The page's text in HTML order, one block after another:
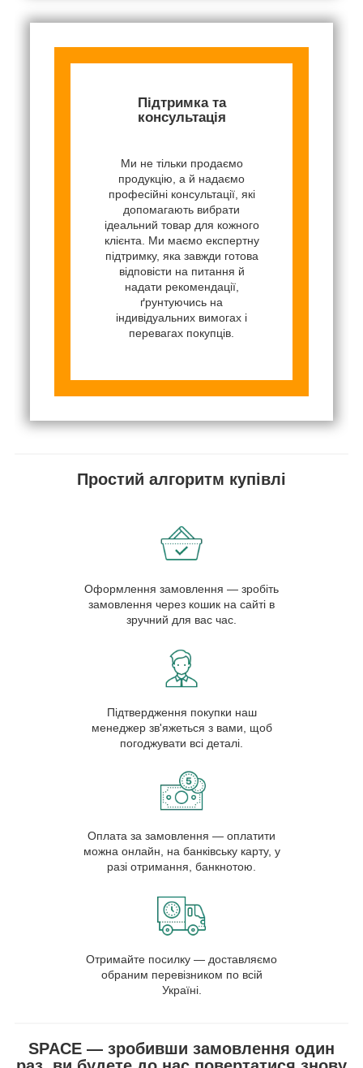
Підтримка та
консультація
Ми не тільки продаємо
продукцію, а й надаємо
професійні консультації, які
допомагають вибрати
ідеальний товар для кожного
клієнта. Ми маємо експертну
підтримку, яка завжди готова
відповісти на питання й
надати рекомендації,
ґрунтуючись на
індивідуальних вимогах і
перевагах покупців.
Простий алгоритм купівлі
Оформлення замовлення — зробіть
замовлення через кошик на сайті в
зручний для вас час.
Підтвердження покупки наш
менеджер зв'яжеться з вами, щоб
погоджувати всі деталі.
Оплата за замовлення — оплатити
можна онлайн, на банківську карту, у
разі отримання, банкнотою.
Отримайте посилку — доставляємо
обраним перевізником по всій
Україні.
SPACE — зробивши замовлення один